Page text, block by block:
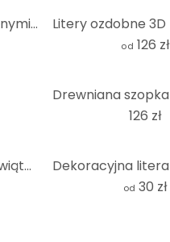
Drewniana szopka z leśnymi zwierzętami
od 126 zł
126 zł
Drewniana dekoracja świąteczna - Szopka do postawienia - Łóżeczko bożonarodzeniowe - Topola
od 30 zł